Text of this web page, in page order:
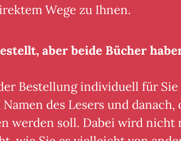
Wege zu Ihnen.
aber beide Bücher
Bestellung individuell für
des Lesers und danach,
werden soll. Dabei wird nicht